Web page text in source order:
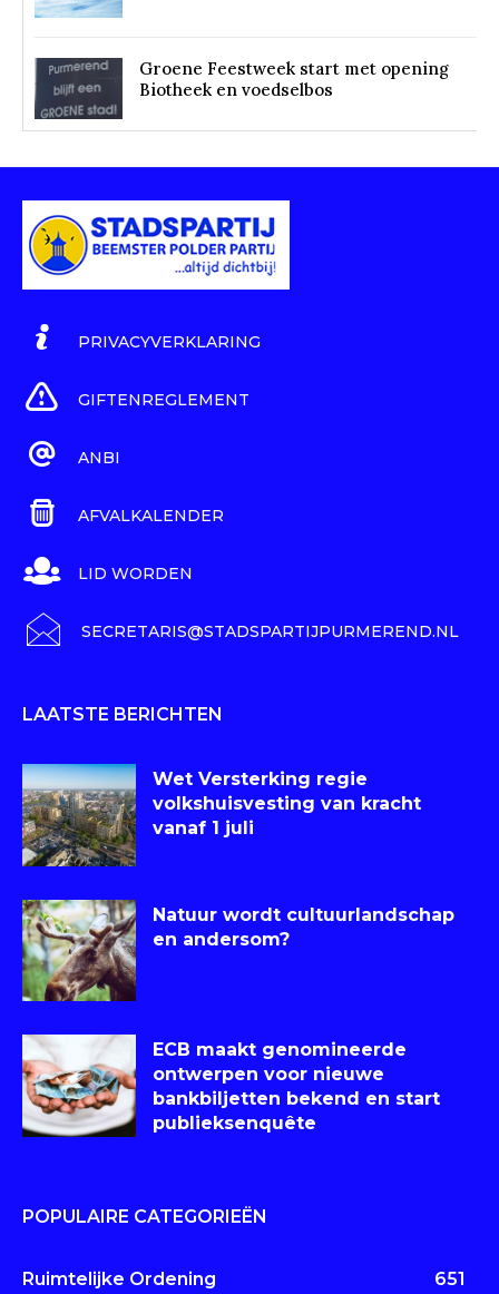
Groene Feestweek start met opening
Biotheek en voedselbos
PRIVACYVERKLARING
GIFTENREGLEMENT
ANBI
AFVALKALENDER
LID WORDEN
SECRETARIS@STADSPARTIJPURMEREND.NL
LAATSTE BERICHTEN
Wet Versterking regie
volkshuisvesting van kracht
vanaf 1 juli
Natuur wordt cultuurlandschap
en andersom?
ECB maakt genomineerde
ontwerpen voor nieuwe
bankbiljetten bekend en start
publieksenquête
POPULAIRE CATEGORIEËN
Ruimtelijke Ordening 651